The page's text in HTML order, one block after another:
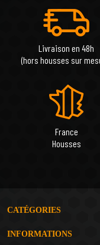
Livraison en 48h
(hors housses sur
France
Housses
CATÉGORIES
INFORMATIONS